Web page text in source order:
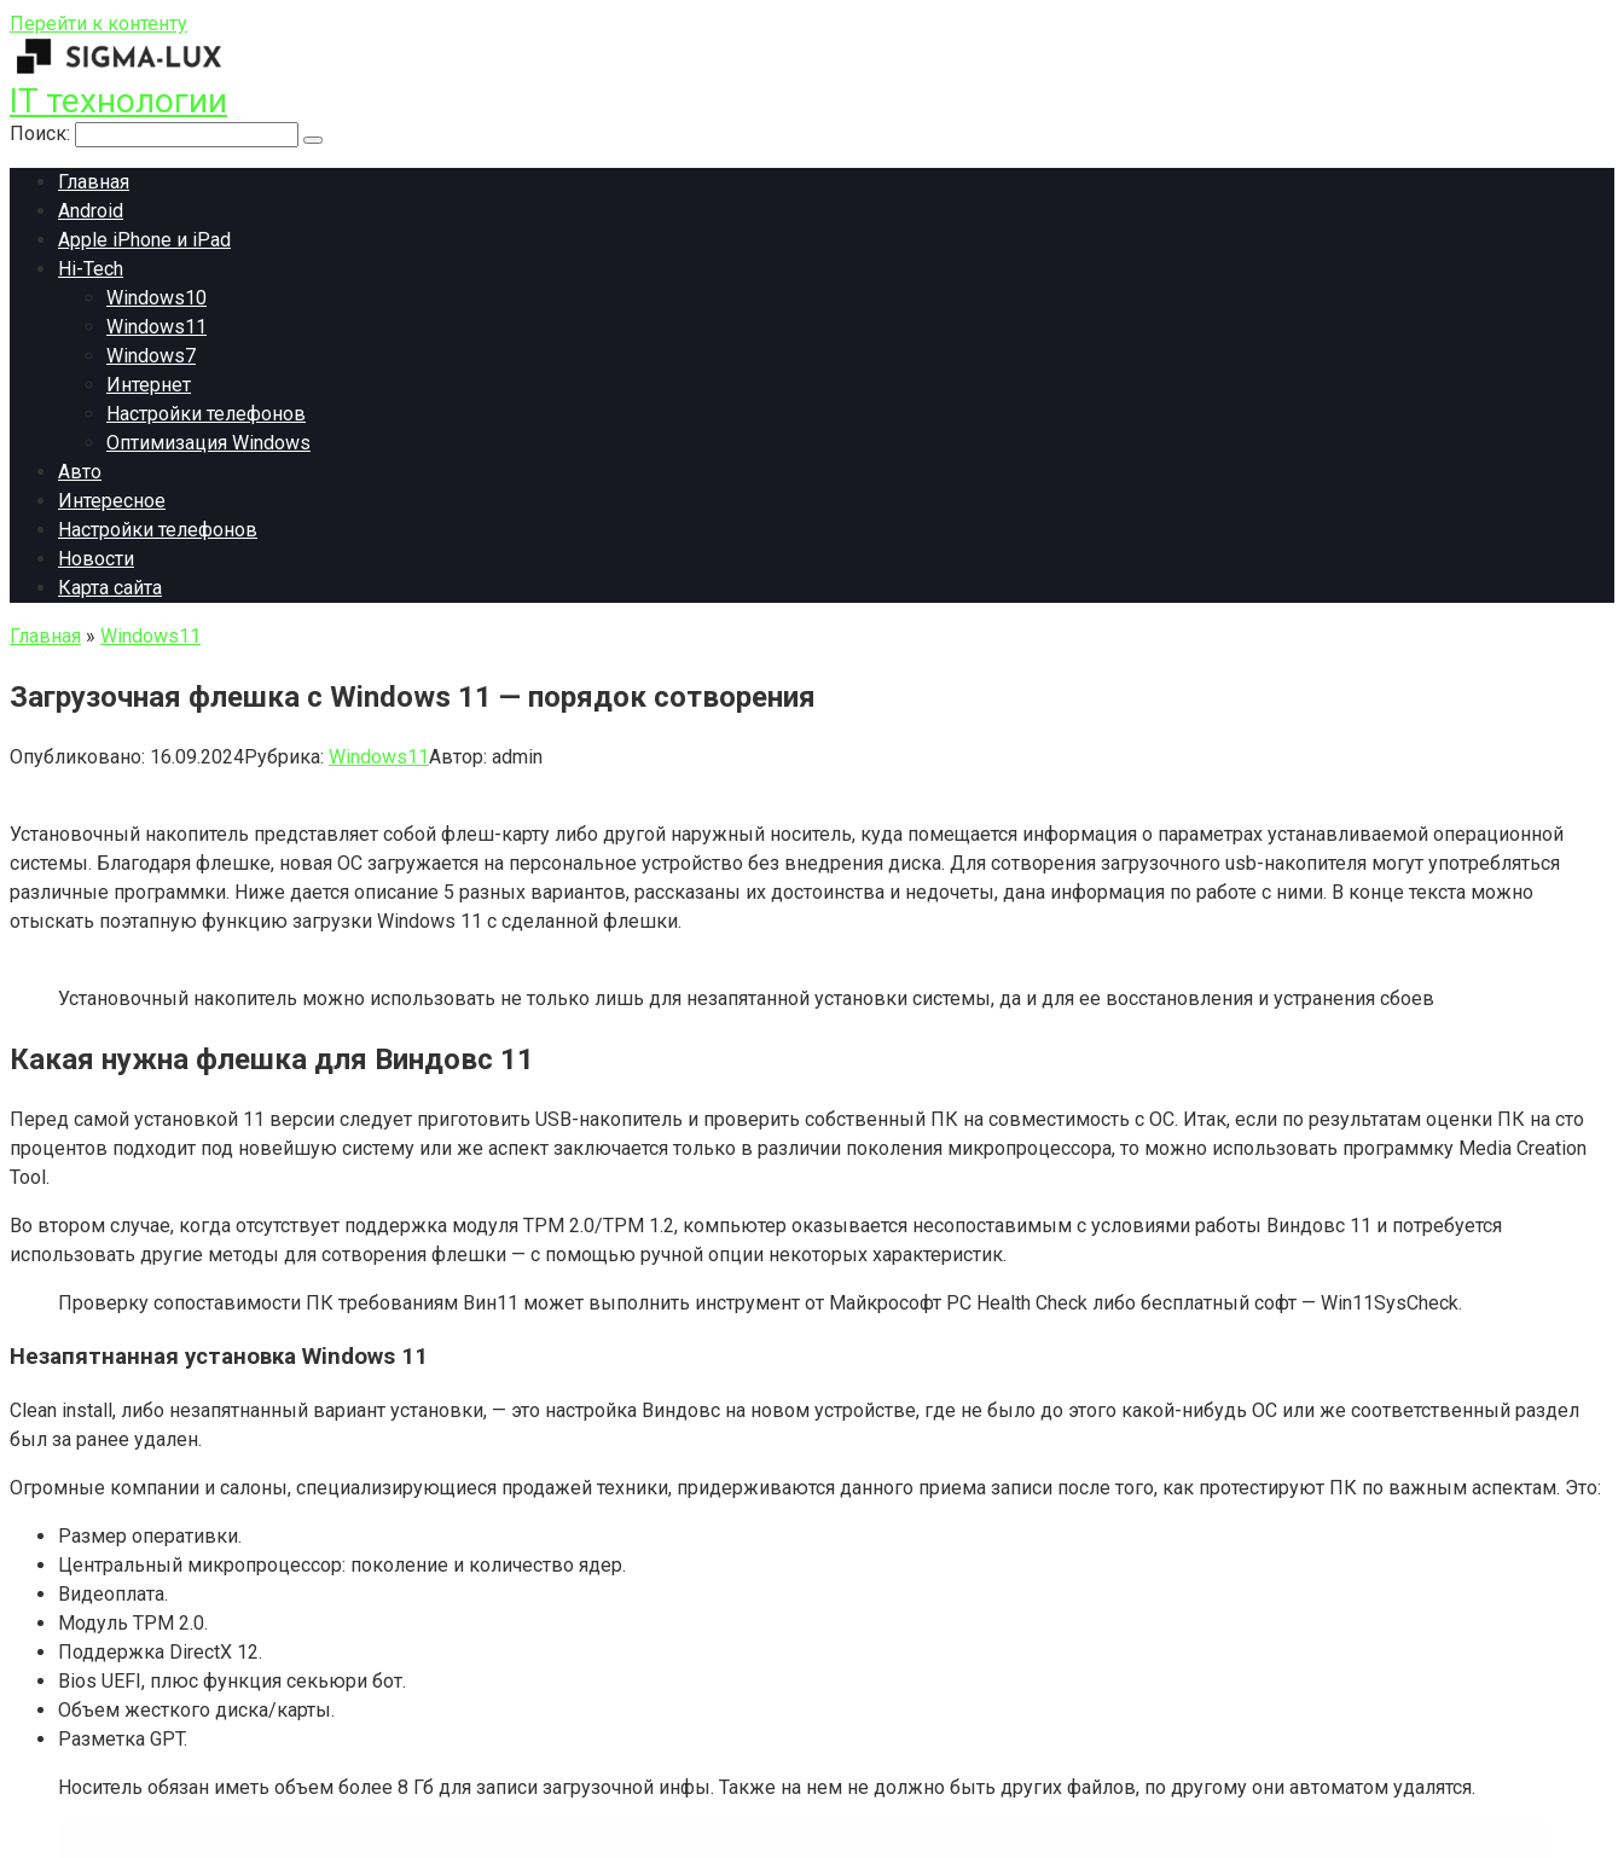
Перейти к контенту
IT технологии
Поиск:
Главная
Android
Apple iPhone и iPad
Hi-Tech
Windows10
Windows11
Windows7
Интернет
Настройки телефонов
Оптимизация Windows
Авто
Интересное
Настройки телефонов
Новости
Карта сайта
Главная » Windows11
Загрузочная флешка с Windows 11 — порядок сотворения
Опубликовано: 16.09.2024Рубрика: Windows11Автор: admin
Установочный накопитель представляет собой флеш-карту либо другой наружный носитель, куда помещается информация о параметрах устанавливаемой операционной
системы. Благодаря флешке, новая ОС загружается на персональное устройство без внедрения диска. Для сотворения загрузочного usb-накопителя могут употребляться
различные программки. Ниже дается описание 5 разных вариантов, рассказаны их достоинства и недочеты, дана информация по работе с ними. В конце текста можно
отыскать поэтапную функцию загрузки Windows 11 с сделанной флешки.
Установочный накопитель можно использовать не только лишь для незапятанной установки системы, да и для ее восстановления и устранения сбоев
Какая нужна флешка для Виндовс 11
Перед самой установкой 11 версии следует приготовить USB-накопитель и проверить собственный ПК на совместимость с ОС. Итак, если по результатам оценки ПК на сто
процентов подходит под новейшую систему или же аспект заключается только в различии поколения микропроцессора, то можно использовать программку Media Creation
Tool.
Во втором случае, когда отсутствует поддержка модуля TPM 2.0/TPM 1.2, компьютер оказывается несопоставимым с условиями работы Виндовс 11 и потребуется
использовать другие методы для сотворения флешки — с помощью ручной опции некоторых характеристик.
Проверку сопоставимости ПК требованиям Вин11 может выполнить инструмент от Майкрософт PC Health Check либо бесплатный софт — Win11SysCheck.
Незапятнанная установка Windows 11
Clean install, либо незапятнанный вариант установки, — это настройка Виндовс на новом устройстве, где не было до этого какой-нибудь ОС или же соответственный раздел
был за ранее удален.
Огромные компании и салоны, специализирующиеся продажей техники, придерживаются данного приема записи после того, как протестируют ПК по важным аспектам. Это:
Размер оперативки.
Центральный микропроцессор: поколение и количество ядер.
Видеоплата.
Модуль TPM 2.0.
Поддержка DirectX 12.
Bios UEFI, плюс функция секьюри бот.
Объем жесткого диска/карты.
Разметка GPT.
Носитель обязан иметь объем более 8 Гб для записи загрузочной инфы. Также на нем не должно быть других файлов, по другому они автоматом удалятся.